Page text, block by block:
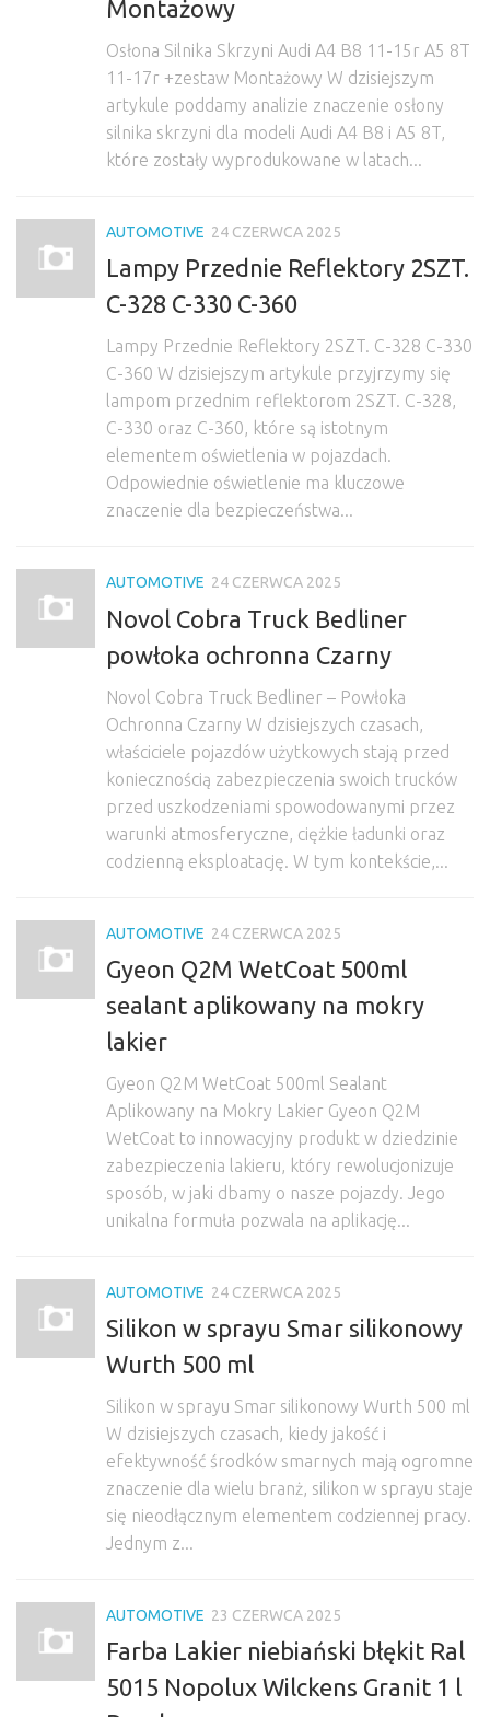
Montażowy
Osłona Silnika Skrzyni Audi A4 B8 11-15r A5 8T
11-17r +zestaw Montażowy W dzisiejszym
artykule poddamy analizie znaczenie osłony
silnika skrzyni dla modeli Audi A4 B8 i A5 8T,
które zostały wyprodukowane w latach...
AUTOMOTIVE 24 CZERWCA 2025
Lampy Przednie Reflektory 2SZT.
C-328 C-330 C-360
Lampy Przednie Reflektory 2SZT. C-328 C-330
C-360 W dzisiejszym artykule przyjrzymy się
lampom przednim reflektorom 2SZT. C-328,
C-330 oraz C-360, które są istotnym
elementem oświetlenia w pojazdach.
Odpowiednie oświetlenie ma kluczowe
znaczenie dla bezpieczeństwa...
AUTOMOTIVE 24 CZERWCA 2025
Novol Cobra Truck Bedliner
powłoka ochronna Czarny
Novol Cobra Truck Bedliner – Powłoka
Ochronna Czarny W dzisiejszych czasach,
właściciele pojazdów użytkowych stają przed
koniecznością zabezpieczenia swoich trucków
przed uszkodzeniami spowodowanymi przez
warunki atmosferyczne, ciężkie ładunki oraz
codzienną eksploatację. W tym kontekście,...
AUTOMOTIVE 24 CZERWCA 2025
Gyeon Q2M WetCoat 500ml
sealant aplikowany na mokry
lakier
Gyeon Q2M WetCoat 500ml Sealant
Aplikowany na Mokry Lakier Gyeon Q2M
WetCoat to innowacyjny produkt w dziedzinie
zabezpieczenia lakieru, który rewolucjonizuje
sposób, w jaki dbamy o nasze pojazdy. Jego
unikalna formuła pozwala na aplikację...
AUTOMOTIVE 24 CZERWCA 2025
Silikon w sprayu Smar silikonowy
Wurth 500 ml
Silikon w sprayu Smar silikonowy Wurth 500 ml
W dzisiejszych czasach, kiedy jakość i
efektywność środków smarnych mają ogromne
znaczenie dla wielu branż, silikon w sprayu staje
się nieodłącznym elementem codziennej pracy.
Jednym z...
AUTOMOTIVE 23 CZERWCA 2025
Farba Lakier niebiański błękit Ral
5015 Nopolux Wilckens Granit 1 l